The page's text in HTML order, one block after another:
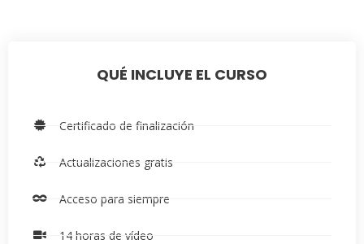
QUÉ INCLUYE EL CURSO
Certificado de finalización
Actualizaciones gratis
Acceso para siempre
14 horas de vídeo